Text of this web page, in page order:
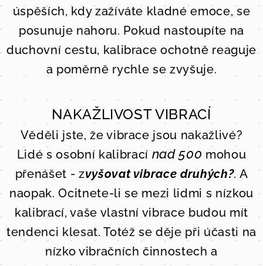
úspěších, kdy zažíváte kladné emoce, se
posunuje nahoru. Pokud nastoupíte na
duchovní cestu, kalibrace ochotně reaguje
a poměrně rychle se zvyšuje.
NAKAŽLIVOST VIBRACÍ
Věděli jste, že vibrace jsou nakažlivé?
Lidé s osobní kalibrací nad 500 mohou
přenášet - zvyšovat vibrace druhých?. A
naopak. Ocitnete-li se mezi lidmi s nízkou
kalibrací, vaše vlastní vibrace budou mít
tendenci klesat. Totéž se děje při účasti na
nízko vibračních činnostech a